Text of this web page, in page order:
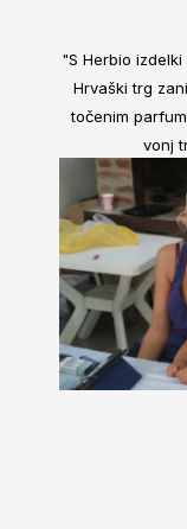
"S Herbio
Hrvaški trg
točenim
vonj